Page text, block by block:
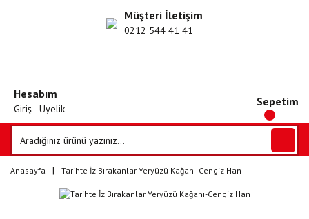
Müşteri İletişim
0212 544 41 41
Hesabım
Giriş - Üyelik
Sepetim
Anasayfa Tarihte İz Bırakanlar Yeryüzü Kağanı-Cengiz Han